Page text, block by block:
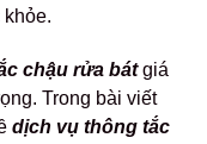
chậu rửa bátgiá
Trong bài viết
dịch vụ thông tắc